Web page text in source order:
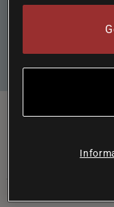
postadressen min i
KUNDESERVICE